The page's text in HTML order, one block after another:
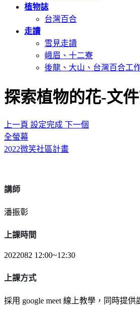
植物誌
台灣百合
走讀
雪見走讀
峨眉、十二寮
後龍、大山、台灣百合工
探索植物的花-文
上一頁 設定完成 下一個
全螢幕
2022微笑社區計畫
講師
潘振彰
上課時間
2022082 12:00~12:30
上課方式
採用 google meet 線上教學，同時提供